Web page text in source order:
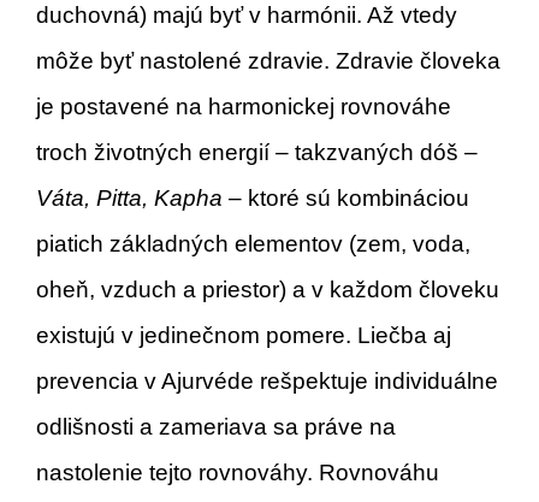
duchovná) majú byť v harmónii. Až vtedy
môže byť nastolené zdravie. Zdravie človeka
je postavené na harmonickej rovnováhe
troch životných energií – takzvaných dóš –
Váta, Pitta, Kapha – ktoré sú kombináciou
piatich základných elementov (zem, voda,
oheň, vzduch a priestor) a v každom človeku
existujú v jedinečnom pomere. Liečba aj
prevencia v Ajurvéde rešpektuje individuálne
odlišnosti a zameriava sa práve na
nastolenie tejto rovnováhy. Rovnováhu